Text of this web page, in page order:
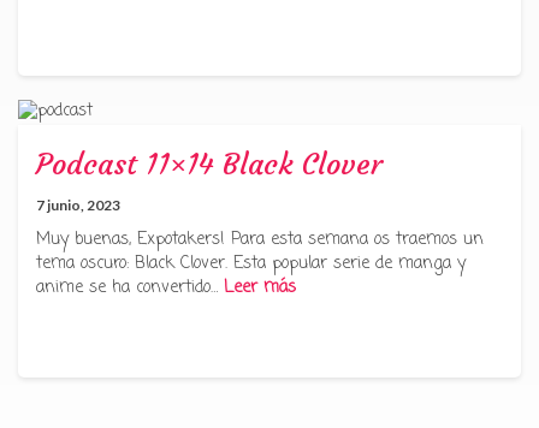
Podcast 11×14 Black Clover
7 junio, 2023
Muy buenas, Expotakers! Para esta semana os traemos un
tema oscuro: Black Clover. Esta popular serie de manga y
anime se ha convertido… Leer más